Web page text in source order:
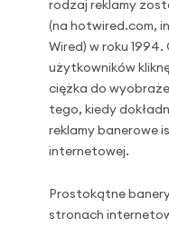
rodzaj reklamy
(na hotwired.com,
Wired) w roku
użytkowników
ciężka do
tego, kiedy
reklamy banerowe
internetowej.
Prostokątne
stronach